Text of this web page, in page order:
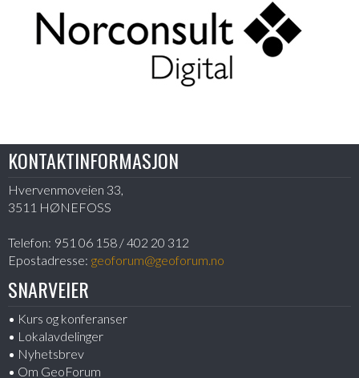
KONTAKTINFORMASJON
Hvervenmoveien 33,
3511 HØNEFOSS
Telefon: 951 06 158 / 402 20 312
Epostadresse: geoforum@geoforum.no
SNARVEIER
Kurs og konferanser
Lokalavdelinger
Nyhetsbrev
Om GeoForum